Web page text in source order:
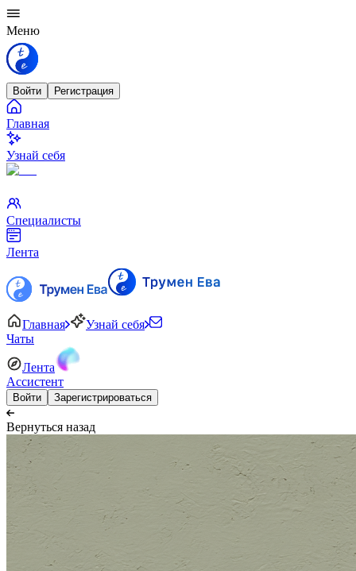
Меню
Войти Регистрация
Главная
Узнай себя
Специалисты
Лента
Главная
Узнай себя
Чаты
Лента
Ассистент
Войти Зарегистрироваться
Вернуться назад